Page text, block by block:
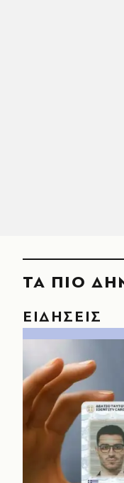
ΤΑ ΠΙΟ
ΕΙΔΗΣΕΙΣ